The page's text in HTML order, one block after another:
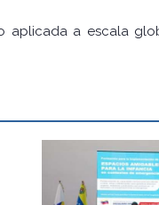
aplicada a escala